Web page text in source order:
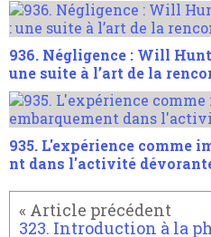
936. Négligence : Will
une suite à l’art de la
935. L'expérience comme
nt dans l'activité
323. Introduction à la